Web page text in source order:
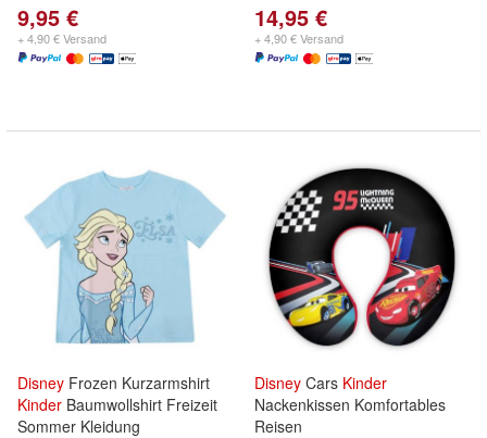
9,95 €
+ 4,90 € Versand
14,95 €
+ 4,90 € Versand
Disney Frozen Kurzarmshirt
Kinder Baumwollshirt Freizeit
Sommer Kleidung
Disney Cars Kinder
Nackenkissen Komfortables
Reisen